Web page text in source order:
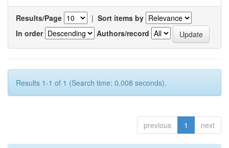
Results/Page | Sort items by
In order
Authors/record
Results 1-1 of 1 (Search time: 0.008 seconds).
previous 1 next